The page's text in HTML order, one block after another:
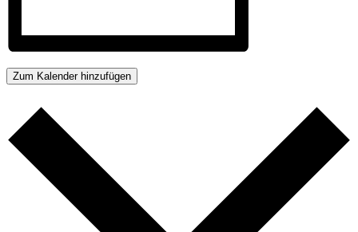
Zum Kalender hinzufügen